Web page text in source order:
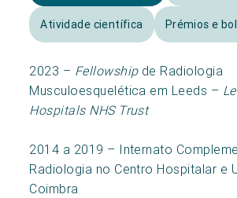
Atividade científica Prémios e
2023 – Fellowshipde Radiologia
Musculoesquelética em Leeds –
Hospitals NHS Trust
2014 a 2019 – Internato
Radiologia no Centro Hospitalar e
Coimbra